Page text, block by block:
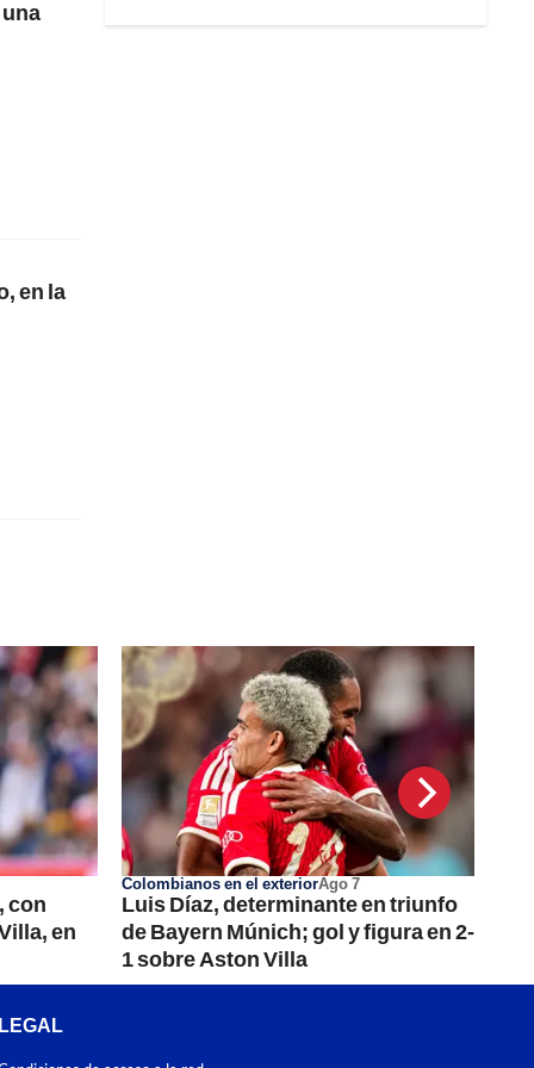
en la
con
en
Colombianos en el exteriorAgo 7
Luis Díaz, determinante en triunfo
de Bayern Múnich; gol y figura en 2-
1 sobre Aston Villa